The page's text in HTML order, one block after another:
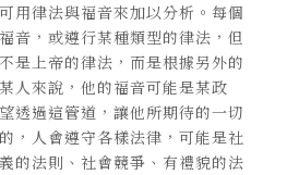
用律法與福音來加以分析。每個
音，或遵行某種類型的律法，但
是上帝的律法，而是根據另外的
人來說，他的福音可能是某政
透過這管道，讓他所期待的一切
，人會遵守各樣法律，可能是社
的法則、社會競爭、有禮貌的法